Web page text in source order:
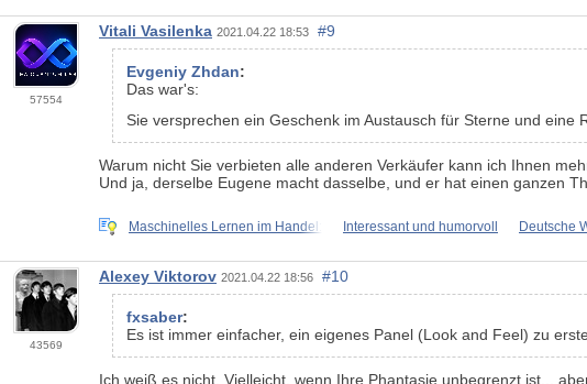
57554
Vitali Vasilenka 2021.04.22 18:53 #9
Evgeniy Zhdan:
Das war's:
Sie versprechen ein Geschenk im Austausch für Sterne und eine
Warum nicht Sie verbieten alle anderen Verkäufer kann ich Ihnen
Und ja, derselbe Eugene macht dasselbe, und er hat einen ganzen
Maschinelles Lernen im Handel: Interessant und humorvoll Deutsche
43569
Alexey Viktorov 2021.04.22 18:56 #10
fxsaber:
Es ist immer einfacher, ein eigenes Panel (Look and Feel) zu
Ich weiß es nicht. Vielleicht, wenn Ihre Phantasie unbegrenzt ist...